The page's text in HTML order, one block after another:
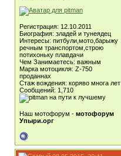
Регистрация: 12.10.2011
Биография: зладей и тунеядец
Интересы: питбули,мото,барыжу
речным транспортом,строю
потихоньку плавдачи
Чем Занимаетесь: важным
Марка мотоцикля: Z-750
проданнах
Стаж вождения: коряво многа лет
Сообщений: 1,710
Наш мотофорум - мотофорум
Упыри.орг